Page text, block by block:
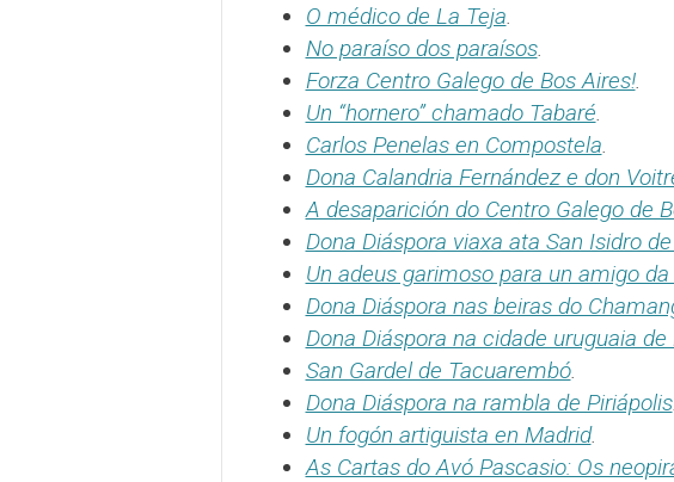
O médico de La Teja.
No paraíso dos paraísos.
Forza Centro Galego de Bos Aires!.
Un “hornero” chamado Tabaré.
Carlos Penelas en Compostela.
Dona Calandria Fernández e don
A desaparición do Centro Galego de
Dona Diáspora viaxa ata San Isidro
Un adeus garimoso para un amigo
Dona Diáspora nas beiras do
Dona Diáspora na cidade uruguaia de
San Gardel de Tacuarembó.
Dona Diáspora na rambla de Piriápolis.
Un fogón artiguista en Madrid.
As Cartas do Avó Pascasio: Os